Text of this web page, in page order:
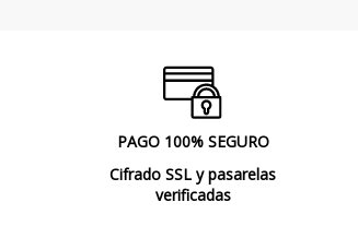
PAGO 100% SEGURO
Cifrado SSL y pasarelas
verificadas